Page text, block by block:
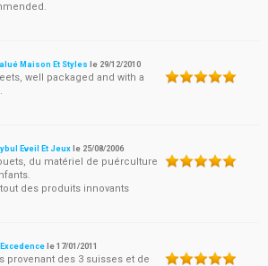
Maison Et Styles le 29/12/2010
well packaged and with a
Eveil Et Jeux le 25/08/2006
du matériel de puérculture
des produits innovants
le17/01/2011
provenant des 3 suisses et de